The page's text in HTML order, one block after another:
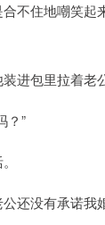
不住地嘲笑
进包里拉着老
？”
还没有承诺我